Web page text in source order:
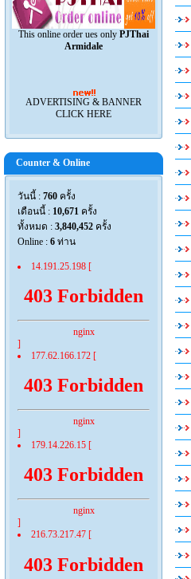
This online order ues only PJThai
Armidale
ADVERTISING & BANNER
CLICK HERE
Counter & Online
วันนี้ : 760 ครั้ง
เดือนนี้ : 10,671 ครั้ง
ทั้งหมด : 3,840,452 ครั้ง
Online : 6 ท่าน
14.191.25.198 [
403 Forbidden
nginx
]
177.62.166.172 [
403 Forbidden
nginx
]
179.14.226.15 [
403 Forbidden
nginx
]
216.73.217.47 [
403 Forbidden